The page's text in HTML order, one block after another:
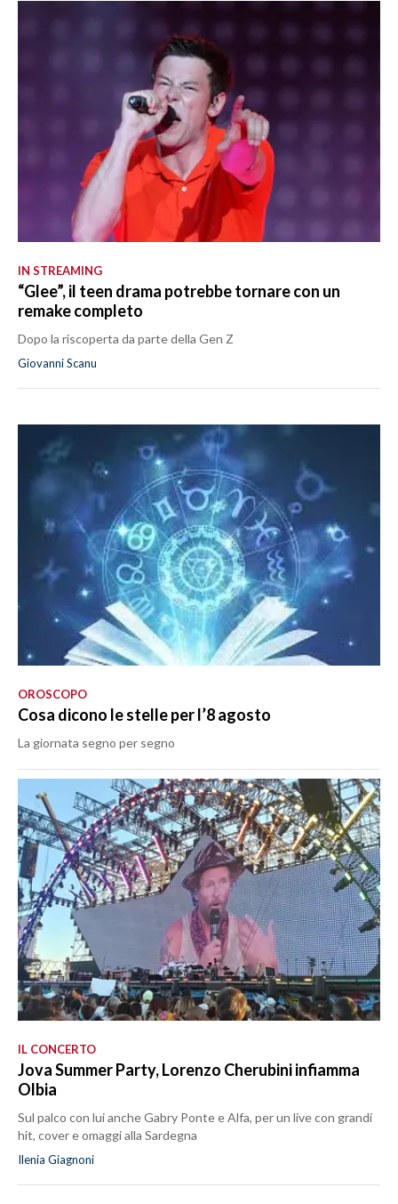
IN STREAMING
“Glee”, il teen drama potrebbe tornare con un
remake completo
Dopo la riscoperta da parte della Gen Z
Giovanni Scanu
OROSCOPO
Cosa dicono le stelle per l’8 agosto
La giornata segno per segno
IL CONCERTO
Jova Summer Party, Lorenzo Cherubini infiamma
Olbia
Sul palco con lui anche Gabry Ponte e Alfa, per un live con grandi
hit, cover e omaggi alla Sardegna
Ilenia Giagnoni